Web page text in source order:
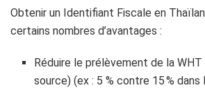
Obtenir un Identifiant Fiscale en
certains nombres d’avantages :
Réduire le prélèvement de la
source) (ex : 5 % contre 15 %